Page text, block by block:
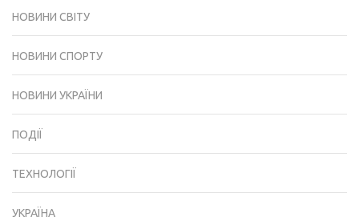
НОВИНИ СВІТУ
НОВИНИ СПОРТУ
НОВИНИ УКРАЇНИ
ПОДІЇ
ТЕХНОЛОГІЇ
УКРАЇНА